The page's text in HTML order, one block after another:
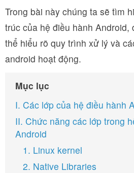
Trong bài này chúng ta sẽ tìm
trúc của hệ điều hành Android,
thể hiểu rõ quy trình xử lý và
android hoạt động.
Mục lục
I. Các lớp của hệ điều hành
II. Chức năng các lớp trong
Android
1. Linux kernel
2. Native Libraries